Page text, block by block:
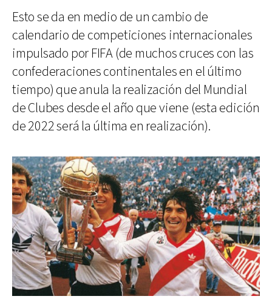
Esto se da en medio de un cambio de
calendario de competiciones internacionales
impulsado por FIFA (de muchos cruces con las
confederaciones continentales en el último
tiempo) que anula la realización del Mundial
de Clubes desde el año que viene (esta edición
de 2022 será la última en realización).